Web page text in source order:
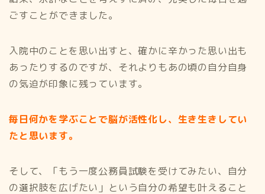
ごすことができました。
入院中のことを思い出すと、確かに辛かった思い出も
あったりするのですが、それよりもあの頃の自分自身
の気迫が印象に残っています。
毎日何かを学ぶことで脳が活性化し、生き生きしてい
たと思います。
そして、「もう一度公務員試験を受けてみたい、自分
の選択肢を広げたい」という自分の希望も叶えること